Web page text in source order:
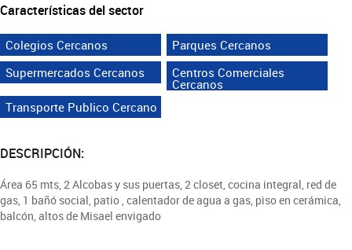
Características del sector
Colegios Cercanos
Parques Cercanos
Supermercados Cercanos
Centros Comerciales
Cercanos
Transporte Publico Cercano
DESCRIPCIÓN:
Área 65 mts, 2 Alcobas y sus puertas, 2 closet, cocina integral, red de
gas, 1 bañó social, patio , calentador de agua a gas, piso en cerámica,
balcón, altos de Misael envigado